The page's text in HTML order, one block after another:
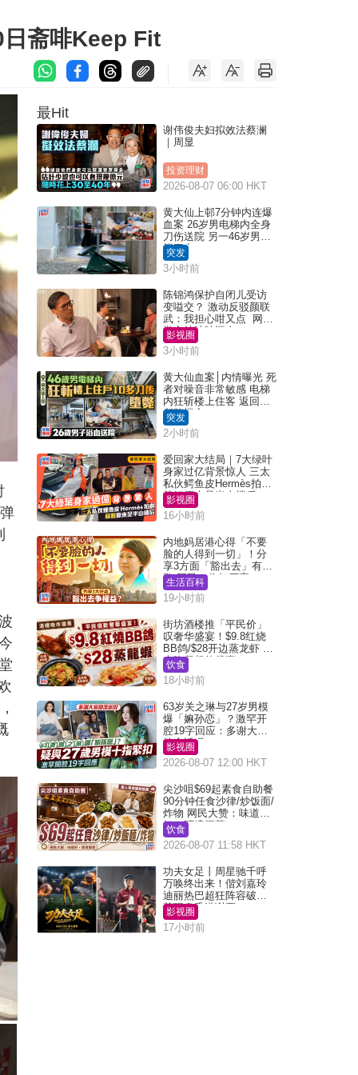
日斋啡Keep Fit
最Hit
谢伟俊夫妇拟效法蔡澜
｜周显
投资理财
2026-08-07 06:00 HKT
黄大仙上邨7分钟内连爆
血案 26岁男电梯内全身
刀伤送院 另一46岁男倒
毙平台
突发
3小时前
陈锦鸿保护自闭儿受访
变嗌交？ 激动反驳颜联
武：我担心咁又点 网民
批主持咄咄逼人
影视圈
3小时前
黄大仙血案│内情曝光 死
者对噪音非常敏感 电梯
内狂斩楼上住客 返回住
所堕楼亡
突发
2小时前
爱回家大结局｜7大绿叶
身家过亿背景惊人 三太
私伙鳄鱼皮Hermès拍剧
苏姐原来是半山楼后
影视圈
16小时前
内地妈居港心得「不要
脸的人得到一切」！分
享3方面「豁出去」有著
数 网民：你好厉害
生活百科
19小时前
街坊酒楼推「平民价」
叹奢华盛宴！$9.8红烧
BB鸽/$28开边蒸龙虾 3
大晚餐超值优惠
饮食
18小时前
63岁关之琳与27岁男模
爆「嫲孙恋」？激罕开
腔19字回应：多谢大家
挂念近况
影视圈
2026-08-07 12:00 HKT
尖沙咀$69起素食自助餐
90分钟任食沙律/炒饭面/
炸物 网民大赞：味道
好，环境阔落
饮食
2026-08-07 11:58 HKT
功夫女足丨周星驰千呼
万唤终出来！偕刘嘉玲
迪丽热巴超狂阵容破天
荒现身香港谢票
影视圈
17小时前